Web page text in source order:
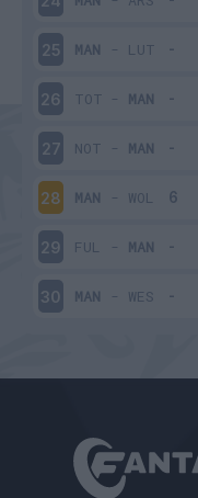
25 MAN - LUT
26 TOT - MAN
27 NOT - MAN
28 MAN - WOL
29 FUL - MAN
30 MAN - WES